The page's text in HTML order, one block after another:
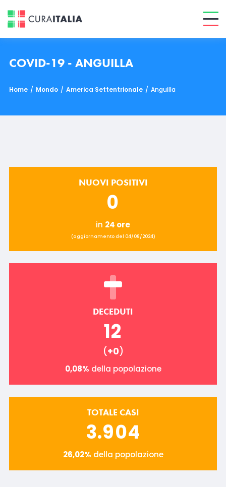
COVID-19 - ANGUILLA
Home / Mondo / America Settentrionale / Anguilla
NUOVI POSITIVI
0
in 24 ore
(aggiornamento del 04/08/2024)
DECEDUTI
12
(+0)
0,08% della popolazione
TOTALE CASI
3.904
26,02% della popolazione